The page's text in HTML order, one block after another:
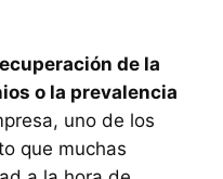
de la
o la prevalencia
uno de los
que muchas